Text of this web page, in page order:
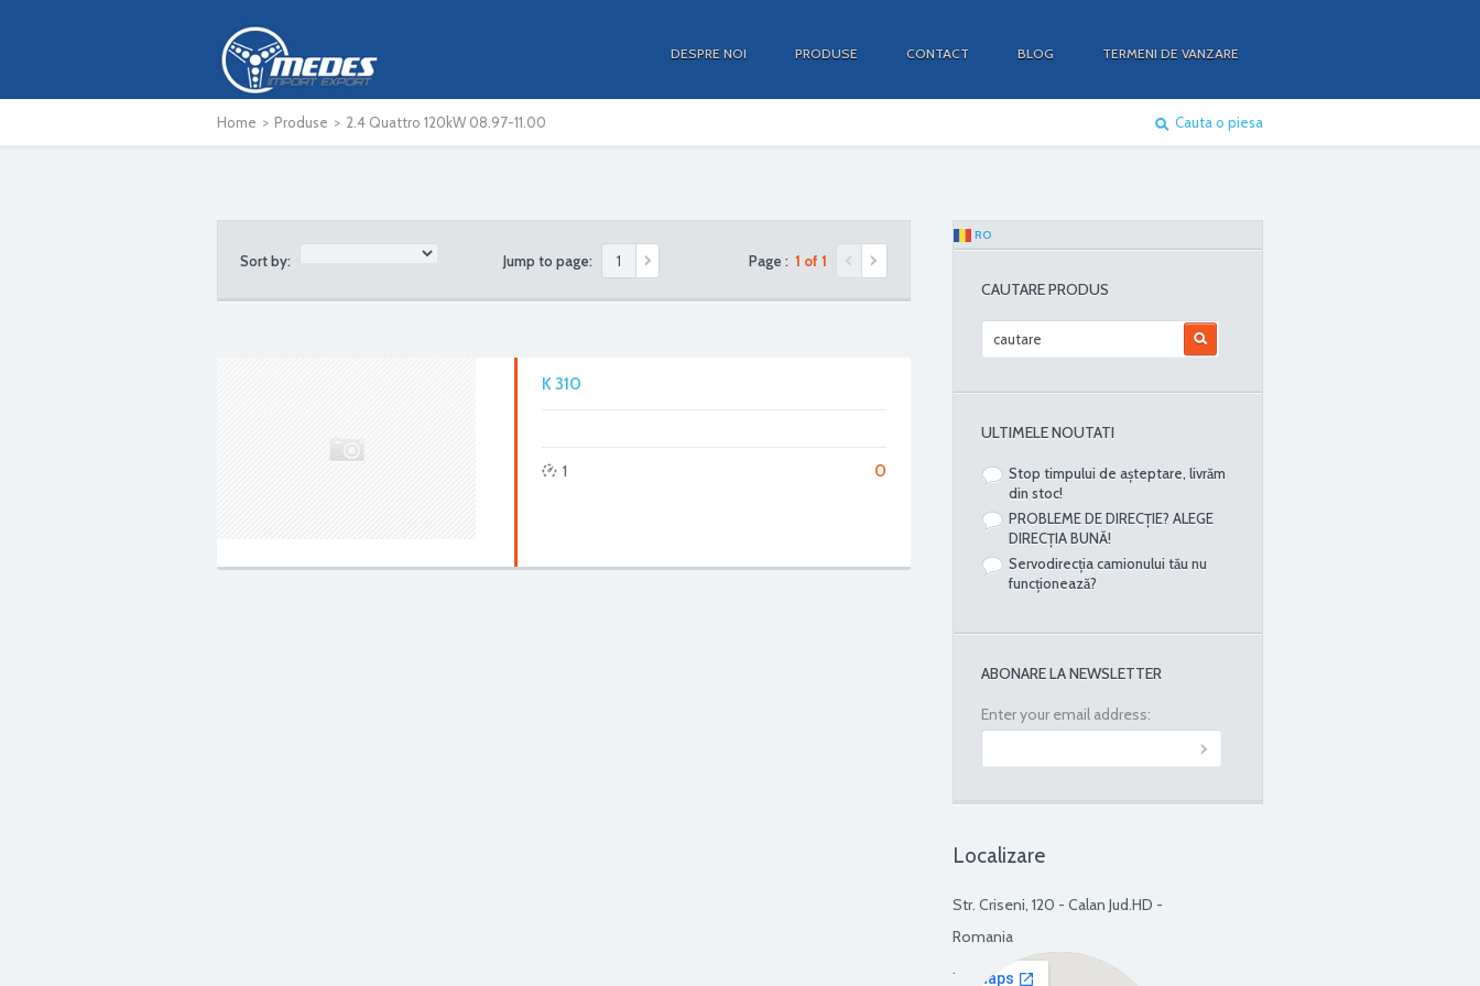
DESPRE NOI PRODUSE CONTACT BLOG TERMENI DE VANZARE
Home > Produse > 2.4 Quattro 120kW 08.97-11.00 Cauta o piesa
Sort by: Jump to page: Page : 1 of 1
K 310
0
1
RO
CAUTARE PRODUS
ULTIMELE NOUTATI
Stop timpului de așteptare, livrăm
din stoc!
PROBLEME DE DIRECȚIE? ALEGE
DIRECȚIA BUNĂ!
Servodirecția camionului tău nu
funcționează?
ABONARE LA NEWSLETTER
Enter your email address:
Localizare
Str. Criseni, 120 - Calan Jud.HD -
Romania